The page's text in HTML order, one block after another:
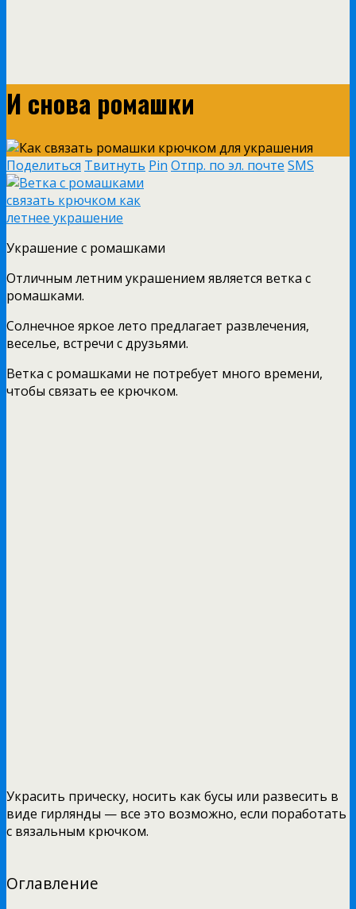
И снова ромашки
Поделиться Твитнуть Pin Отпр. по эл. почте SMS
Украшение с ромашками
Отличным летним украшением является ветка с
ромашками.
Солнечное яркое лето предлагает развлечения,
веселье, встречи с друзьями.
Ветка с ромашками не потребует много времени,
чтобы связать ее крючком.
Украсить прическу, носить как бусы или развесить в
виде гирлянды — все это возможно, если поработать
с вязальным крючком.
Оглавление